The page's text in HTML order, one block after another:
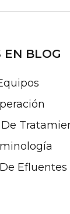
EN BLOG
De
Efluentes